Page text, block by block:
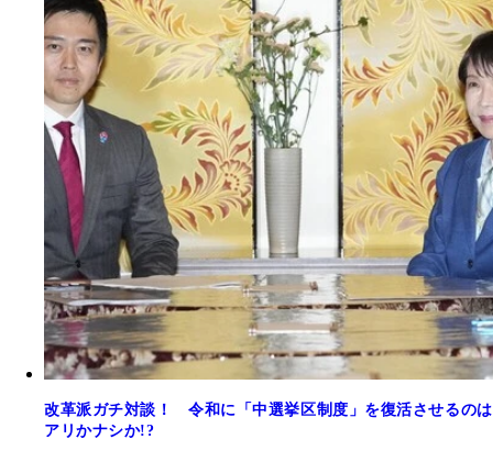
改革派ガチ対談！ 令和に「中選挙区制度」を復活させるのは
アリかナシか!?